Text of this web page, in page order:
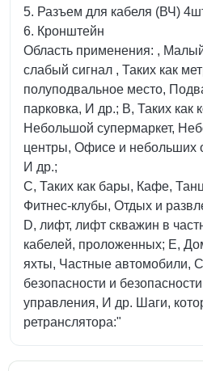
5. Разъем для кабеля (ВЧ)
6. Кронштейн
Область применения: ,
слабый сигнал , Таких как
полуподвальное место,
парковка, И др.; B, Таких как
Небольшой супермаркет,
центры, Офисе и небольших
И др.;
C, Таких как бары, Кафе,
Фитнес-клубы, Отдых и
D, лифт, лифт скважин в
кабелей, проложенных; E,
яхты, Частные автомобили,
безопасности и
управления, И др. Шаги,
ретранслятора:"